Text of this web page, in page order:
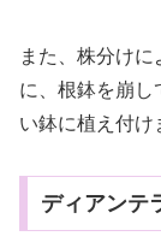
また、株分け
に、根鉢を崩し
い鉢に植え付け
ディアンテ